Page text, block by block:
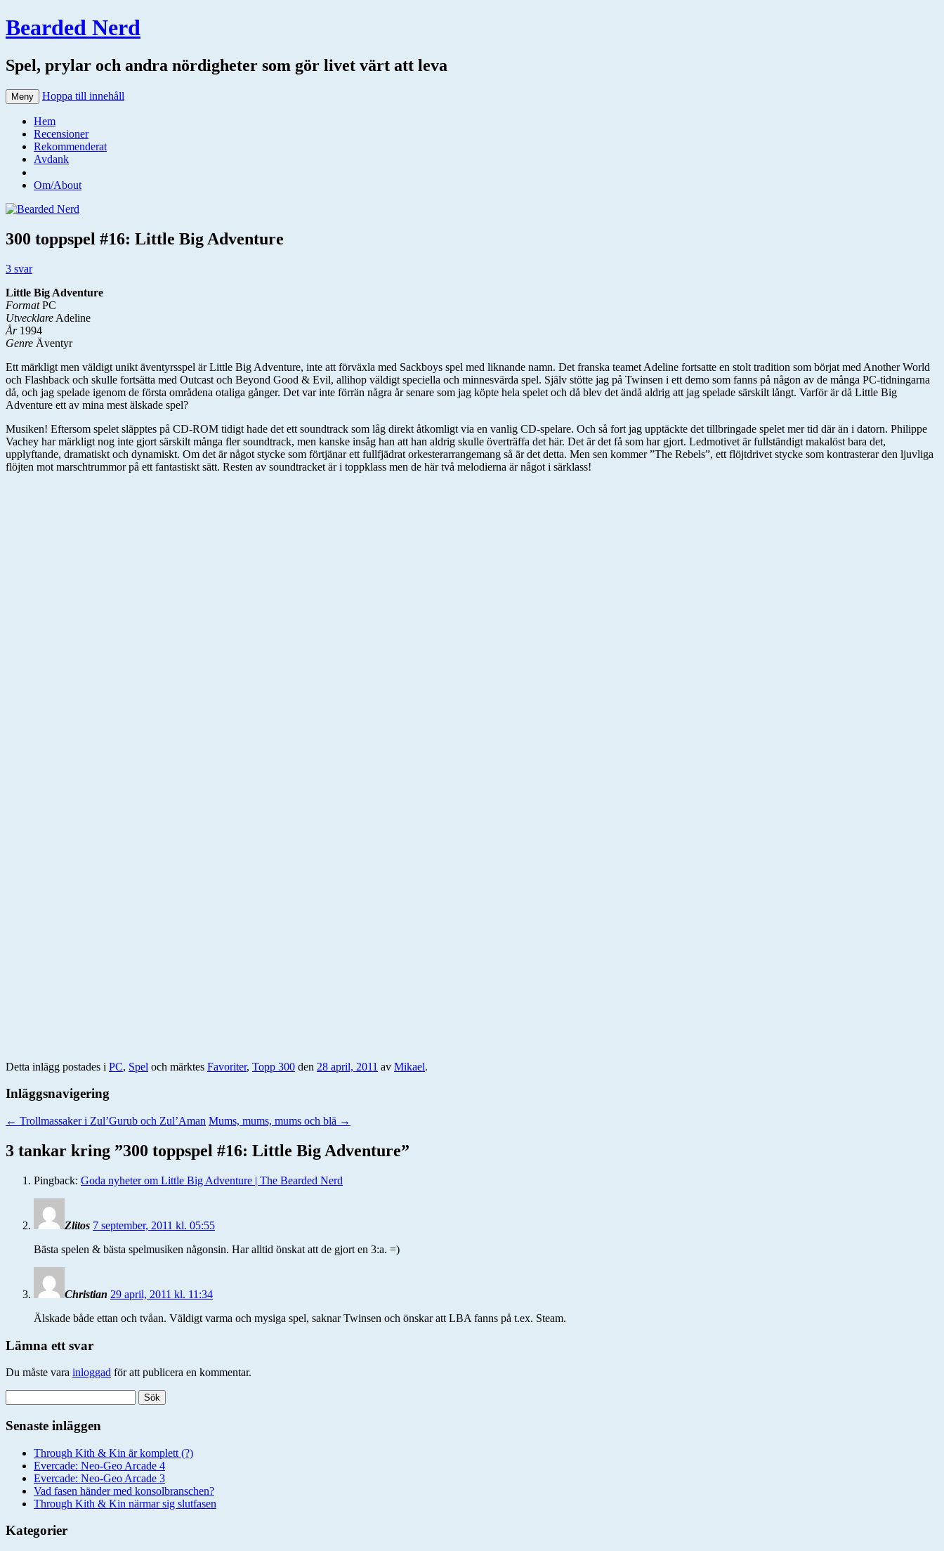
Bearded Nerd
Spel, prylar och andra nördigheter som gör livet värt att leva
Meny Hoppa till innehåll
Hem
Recensioner
Rekommenderat
Avdank
Om/About
300 toppspel #16: Little Big Adventure
3 svar
Little Big Adventure
FormatPC
Utvecklare Adeline
År1994
Genre Äventyr
Ett märkligt men väldigt unikt äventyrsspel är Little Big Adventure, inte att förväxla med Sackboys spel med liknande namn. Det franska teamet Adeline fortsatte en stolt tradition som börjat med Another World
och Flashback och skulle fortsätta med Outcast och Beyond Good & Evil, allihop väldigt speciella och minnesvärda spel. Själv stötte jag på Twinsen i ett demo som fanns på någon av de många PC-tidningarna
då, och jag spelade igenom de första områdena otaliga gånger. Det var inte förrän några år senare som jag köpte hela spelet och då blev det ändå aldrig att jag spelade särskilt långt. Varför är då Little Big
Adventure ett av mina mest älskade spel?
Musiken! Eftersom spelet släpptes på CD-ROM tidigt hade det ett soundtrack som låg direkt åtkomligt via en vanlig CD-spelare. Och så fort jag upptäckte det tillbringade spelet mer tid där än i datorn. Philippe
Vachey har märkligt nog inte gjort särskilt många fler soundtrack, men kanske insåg han att han aldrig skulle överträffa det här. Det är det få som har gjort. Ledmotivet är fullständigt makalöst bara det,
upplyftande, dramatiskt och dynamiskt. Om det är något stycke som förtjänar ett fullfjädrat orkesterarrangemang så är det detta. Men sen kommer ”The Rebels”, ett flöjtdrivet stycke som kontrasterar den ljuvliga
flöjten mot marschtrummor på ett fantastiskt sätt. Resten av soundtracket är i toppklass men de här två melodierna är något i särklass!
Detta inlägg postades i PC, Spel och märktes Favoriter, Topp 300 den 28 april, 2011 av Mikael.
Inläggsnavigering
← Trollmassaker i Zul’Gurub och Zul’Aman Mums, mums, mums och blä →
3 tankar kring ”300 toppspel #16: Little Big Adventure”
Pingback: Goda nyheter om Little Big Adventure | The Bearded Nerd
Zlitos 7 september, 2011 kl. 05:55
Bästa spelen & bästa spelmusiken någonsin. Har alltid önskat att de gjort en 3:a. =)
Christian 29 april, 2011 kl. 11:34
Älskade både ettan och tvåan. Väldigt varma och mysiga spel, saknar Twinsen och önskar att LBA fanns på t.ex. Steam.
Lämna ett svar
Du måste vara inloggad för att publicera en kommentar.
efter:
Senaste inläggen
Through Kith & Kin är komplett (?)
Evercade: Neo-Geo Arcade 4
Evercade: Neo-Geo Arcade 3
Vad fasen händer med konsolbranschen?
Through Kith & Kin närmar sig slutfasen
Kategorier